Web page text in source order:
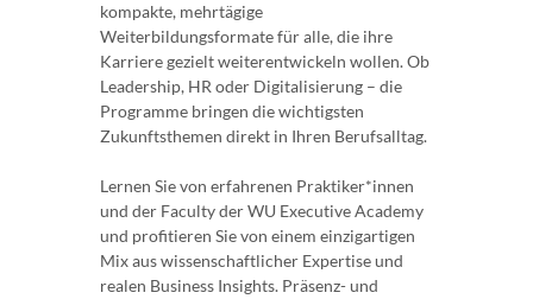
kompakte, mehrtägige
Weiterbildungsformate für alle, die ihre
Karriere gezielt weiterentwickeln wollen. Ob
Leadership, HR oder Digitalisierung – die
Programme bringen die wichtigsten
Zukunftsthemen direkt in Ihren Berufsalltag.
Lernen Sie von erfahrenen Praktiker*innen
und der Faculty der WU Executive Academy
und profitieren Sie von einem einzigartigen
Mix aus wissenschaftlicher Expertise und
realen Business Insights. Präsenz- und